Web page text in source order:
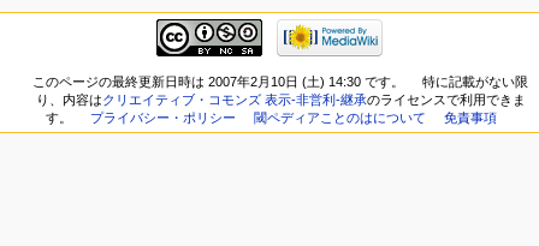
このページの最終更新日時は 2007年2月10日 (土) 14:30 です。
特に記載がない限
り、内容はクリエイティブ・コモンズ 表示-非営利-継承のライセンスで利用できま
す。
プライバシー・ポリシー 閾ペディアことのはについて 免責事項